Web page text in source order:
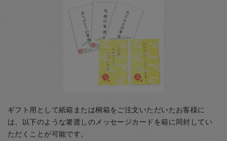
ギフト用として紙箱または桐箱をご注文いただいたお客様に
は、以下のような箸渡しのメッセージカードを箱に同封してい
ただくことが可能です。